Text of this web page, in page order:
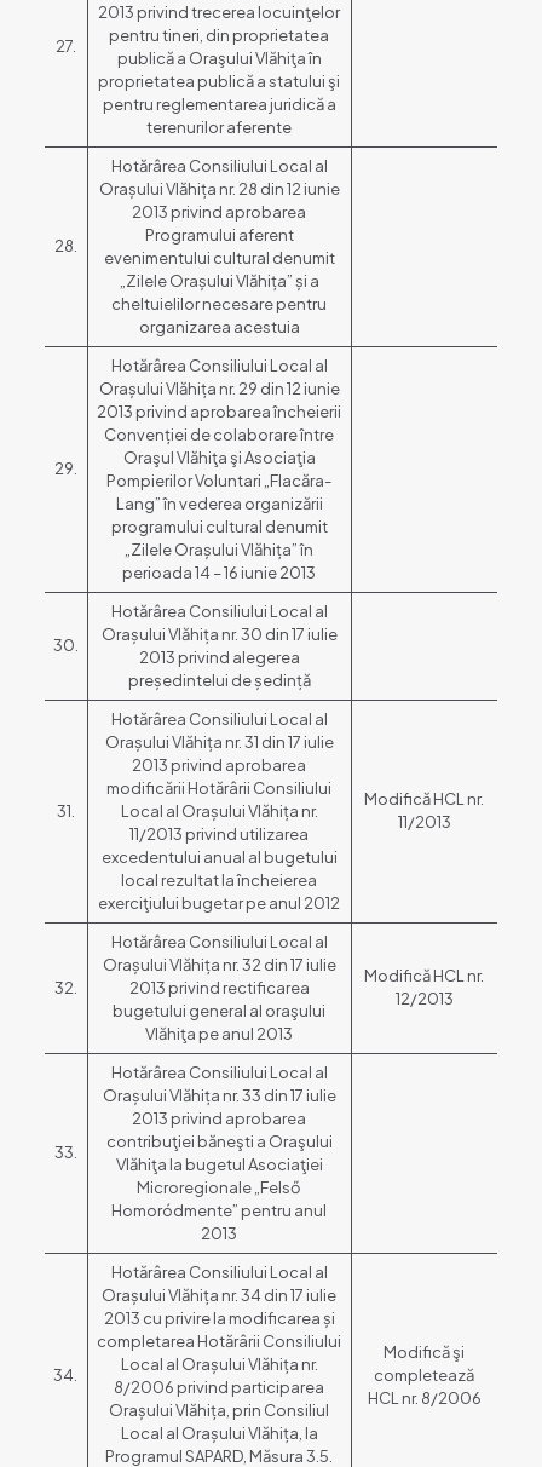
27.
2013 privind trecerea locuinţelor
pentru tineri, din proprietatea
publică a Oraşului Vlăhiţa în
proprietatea publică a statului şi
pentru reglementarea juridică a
terenurilor aferente
28.
Hotărârea Consiliului Local al
Orașului Vlăhița nr. 28 din 12 iunie
2013 privind aprobarea
Programului aferent
evenimentului cultural denumit
„Zilele Orașului Vlăhița” și a
cheltuielilor necesare pentru
organizarea acestuia
29.
Hotărârea Consiliului Local al
Orașului Vlăhița nr. 29 din 12 iunie
2013 privind aprobarea încheierii
Convenției de colaborare între
Oraşul Vlăhiţa şi Asociaţia
Pompierilor Voluntari „Flacăra-
Lang” în vederea organizării
programului cultural denumit
„Zilele Orașului Vlăhița” în
perioada 14 – 16 iunie 2013
30.
Hotărârea Consiliului Local al
Orașului Vlăhița nr. 30 din 17 iulie
2013 privind alegerea
președintelui de ședință
31.
Hotărârea Consiliului Local al
Orașului Vlăhița nr. 31 din 17 iulie
2013 privind aprobarea
modificării Hotărârii Consiliului
Local al Orașului Vlăhița nr.
11/2013 privind utilizarea
excedentului anual al bugetului
local rezultat la încheierea
exerciţiului bugetar pe anul 2012
Modifică HCL nr.
11/2013
32.
Hotărârea Consiliului Local al
Orașului Vlăhița nr. 32 din 17 iulie
2013 privind rectificarea
bugetului general al oraşului
Vlăhiţa pe anul 2013
Modifică HCL nr.
12/2013
33.
Hotărârea Consiliului Local al
Orașului Vlăhița nr. 33 din 17 iulie
2013 privind aprobarea
contribuţiei băneşti a Oraşului
Vlăhiţa la bugetul Asociaţiei
Microregionale „Felső
Homoródmente” pentru anul
2013
34.
Hotărârea Consiliului Local al
Orașului Vlăhița nr. 34 din 17 iulie
2013 cu privire la modificarea și
completarea Hotărârii Consiliului
Local al Orașului Vlăhița nr.
8/2006 privind participarea
Orașului Vlăhița, prin Consiliul
Local al Orașului Vlăhița, la
Programul SAPARD, Măsura 3.5.
Modifică şi
completează
HCL nr. 8/2006